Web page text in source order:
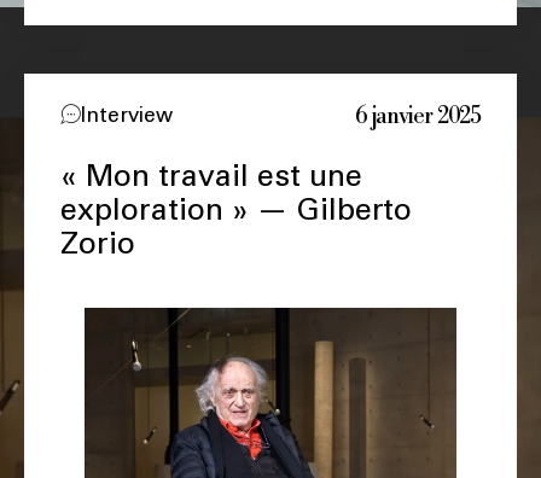
Interview 6 janvier 2025
« Mon travail est une
exploration » — Gilberto
Zorio